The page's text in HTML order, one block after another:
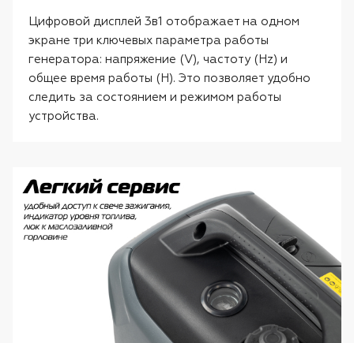
Цифровой дисплей 3в1 отображает на одном
экране три ключевых параметра работы
генератора: напряжение (V), частоту (Hz) и
общее время работы (H). Это позволяет удобно
следить за состоянием и режимом работы
устройства.